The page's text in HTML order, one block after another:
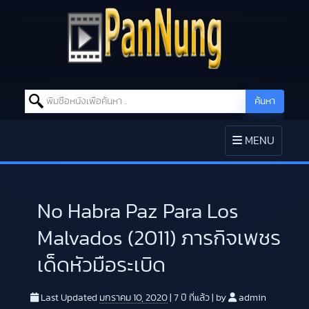
Search for: ค้นหา
TOGGLE
NAVIGATION
MENU
No Habra Paz Para Los
Malvados (2011) ภารกิจเพชร
เด็ดหัวมือระเบิด
Last Updated มกราคม 10, 2020 7 ปี ที่แล้ว by admin